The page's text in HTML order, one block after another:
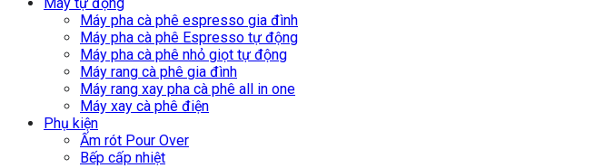
Máy pha cà phê espresso gia đình
Máy pha cà phê Espresso tự động
Máy pha cà phê nhỏ giọt tự động
Máy rang cà phê gia đình
Máy rang xay pha cà phê all in one
Máy xay cà phê điện
Phụ kiện
Ấm rót Pour Over
Bếp cấp nhiệt